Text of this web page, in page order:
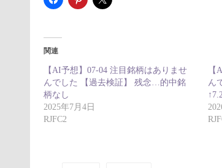
関連
【AI予想】07-04 注目銘柄はありませ
んでした 【過去検証】 残念…的中銘
柄なし
2025年7月4日
RJFC2
ん